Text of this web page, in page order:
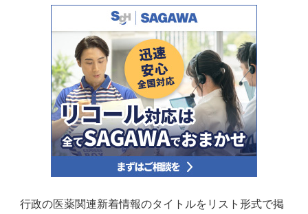
行政の医薬関連新着情報のタイトルをリスト形式で掲